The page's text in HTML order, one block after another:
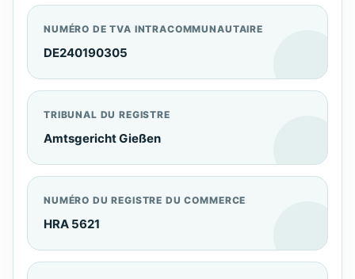
NUMÉRO DE TVA INTRACOMMUNAUTAIRE
DE240190305
TRIBUNAL DU REGISTRE
Amtsgericht Gießen
NUMÉRO DU REGISTRE DU COMMERCE
HRA 5621